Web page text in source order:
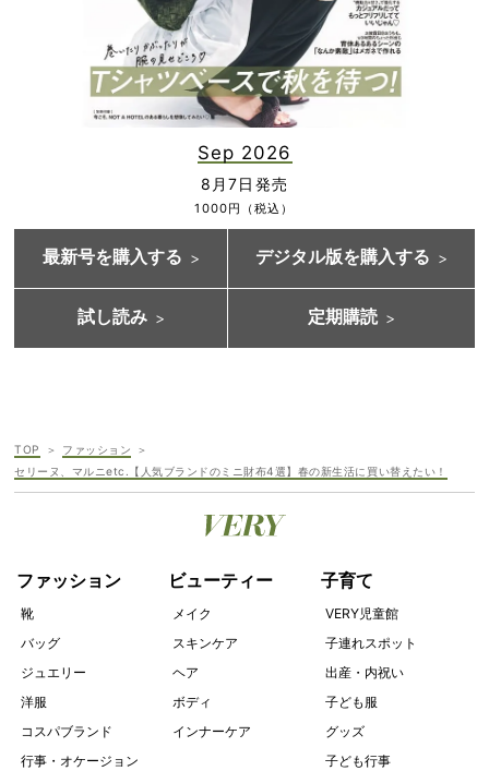
Sep 2026
8月7日発売
1000円（税込）
最新号を購入する デジタル版を購入する
試し読み 定期購読
TOP
ファッション
セリーヌ、マルニetc.【人気ブランドのミニ財布4選】春の新生活に買い替えたい！
ファッション
靴
バッグ
ジュエリー
洋服
コスパブランド
行事・オケージョン
ビューティー
メイク
スキンケア
ヘア
ボディ
インナーケア
子育て
VERY児童館
子連れスポット
出産・内祝い
子ども服
グッズ
子ども行事